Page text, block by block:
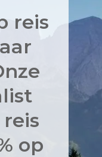
reis
op